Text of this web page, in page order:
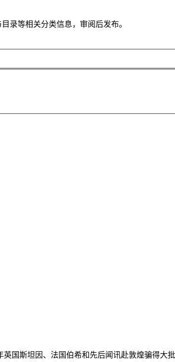
录等相关分类信息，审阅后发布。
英国斯坦因、法国伯希和先后闻讯赴敦煌骗得